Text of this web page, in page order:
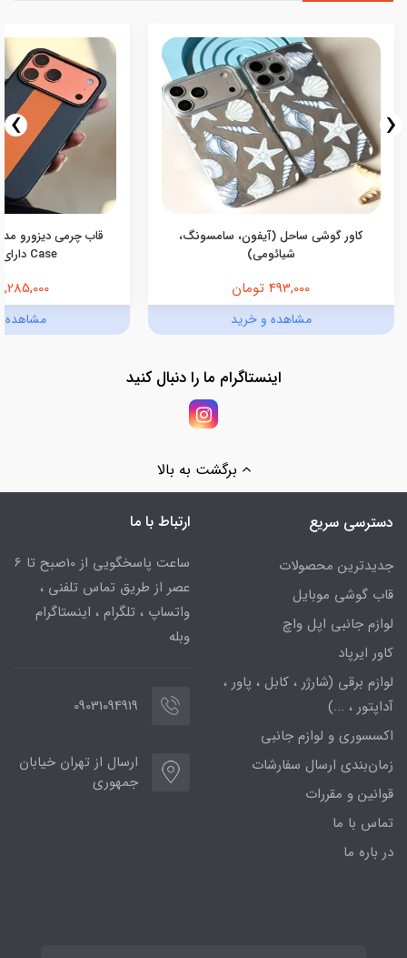
کاور گوشی ساحل (آیفون، سامسونگ،
شیائومی)
493,000 تومان
مشاهده و خرید
Case دارای مگ‌سیف
1,285,000 تومان
مشاهده
‹
›
اینستاگرام ما را دنبال کنید
برگشت به بالا
دسترسی سریع
جدیدترین محصولات
قاب گوشی موبایل
لوازم جانبی اپل واچ
کاور ایرپاد
لوازم برقی (شارژر ، کابل ، پاور ،
آداپتور ، ...)
اکسسوری و لوازم جانبی
زمان‌بندی ارسال سفارشات
قوانین و مقررات
تماس با ما
در باره ما
ارتباط با ما
ساعت پاسخگویی از 10صبح تا 6
عصر از طریق تماس تلفنی ،
واتساپ ، تلگرام ، اینستاگرام
وبله
09031094919
ارسال از تهران خیابان
جمهوری